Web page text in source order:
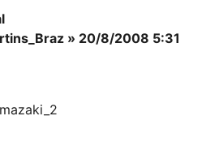
» 20/8/2008 5:31